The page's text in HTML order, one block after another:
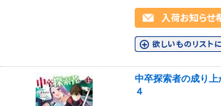
中卒探索者の成り
４